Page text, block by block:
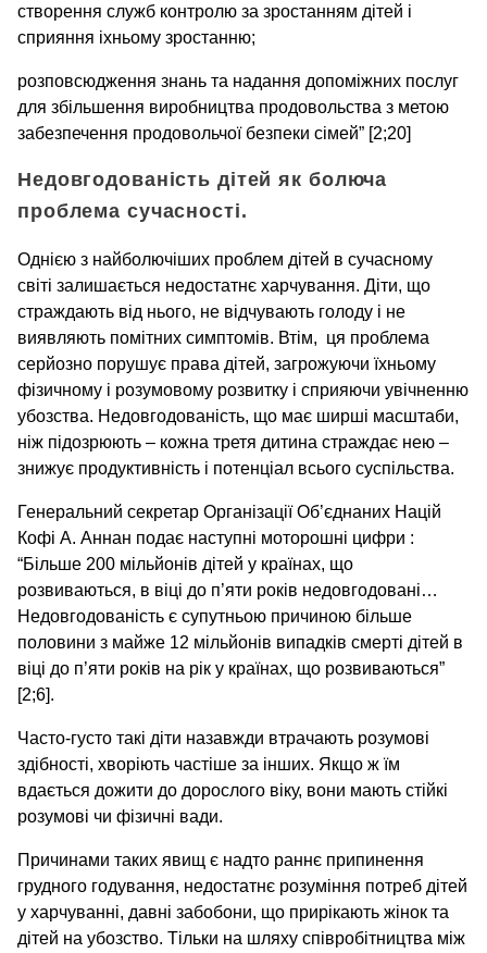
створення служб контролю за зростанням дітей і
сприяння іхньому зростанню;
розповсюдження знань та надання допоміжних послуг
для збільшення виробництва продовольства з метою
забезпечення продовольчої безпеки сімей” [2;20]
Недовгодованість дітей як болюча
проблема сучасності.
Однією з найболючіших проблем дітей в сучасному
світі залишається недостатнє харчування. Діти, що
страждають від нього, не відчувають голоду і не
виявляють помітних симптомів. Втім, ця проблема
серйозно порушує права дітей, загрожуючи їхньому
фізичному і розумовому розвитку і сприяючи увічненню
убозства. Недовгодованість, що має ширші масштаби,
ніж підозрюють – кожна третя дитина страждає нею –
знижує продуктивність і потенціал всього суспільства.
Генеральний секретар Організації Об’єднаних Націй
Кофі А. Аннан подає наступні моторошні цифри :
“Більше 200 мільйонів дітей у країнах, що
розвиваються, в віці до п’яти років недовгодовані…
Недовгодованість є супутньою причиною більше
половини з майже 12 мільйонів випадків смерті дітей в
віці до п’яти років на рік у країнах, що розвиваються”
[2;6].
Часто-густо такі діти назавжди втрачають розумові
здібності, хворіють частіше за інших. Якщо ж їм
вдається дожити до дорослого віку, вони мають стійкі
розумові чи фізичні вади.
Причинами таких явищ є надто раннє припинення
грудного годування, недостатнє розуміння потреб дітей
у харчуванні, давні забобони, що прирікають жінок та
дітей на убозство. Тільки на шляху співробітництва між